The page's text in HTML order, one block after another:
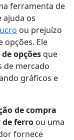
ferramenta de
ajuda os
ou prejuízo
opções. Ele
opçõesque
de mercado
gráficos e
de compra
de ferro ou uma
fornece